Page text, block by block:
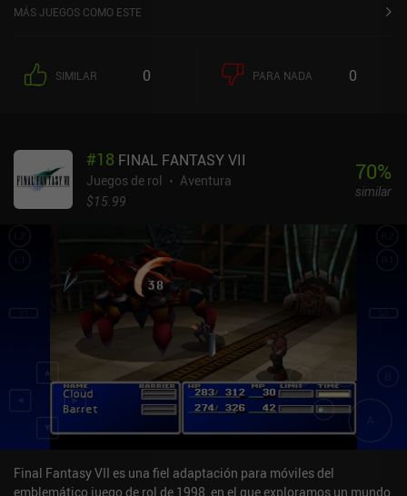
MÁS JUEGOS COMO ESTE
SIMILAR 0 PARA NADA 0
#18 FINAL FANTASY VII
Juegos de rol
Aventura
$15.99
70%
similar
Final Fantasy VII es una fiel adaptación para móviles del
emblemático juego de rol de 1998, en el que exploramos un mundo